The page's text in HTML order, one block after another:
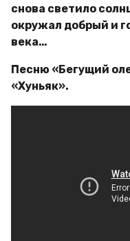
снова светило
окружал добрый и
века…
Песню «Бегущий
«Хуньяк».